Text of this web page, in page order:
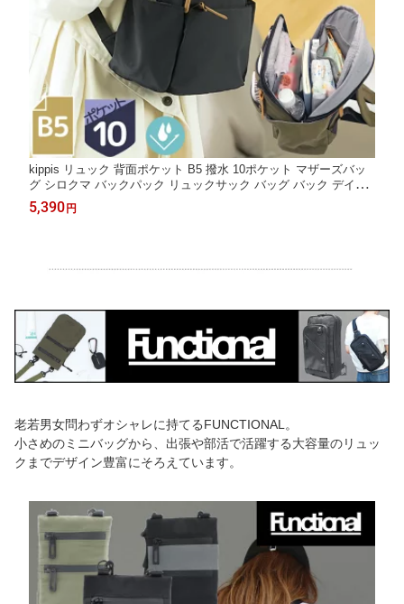
kippis リュック 背面ポケット B5 撥水 10ポケット マザーズバッ
グ シロクマ バックパック リュックサック バッグ バック デイパ
ック 背面ポケット 内側 ファスナー 女の子 女子 女性 キッピス モ
チーフ 北欧 251-KEKP294
5,390円
老若男女問わずオシャレに持てるFUNCTIONAL。
小さめのミニバッグから、出張や部活で活躍する大容量のリュッ
クまでデザイン豊富にそろえています。